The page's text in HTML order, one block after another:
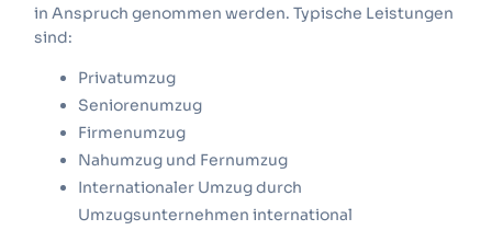
in Anspruch genommen werden. Typische Leistungen
sind:
Privatumzug
Seniorenumzug
Firmenumzug
Nahumzug und Fernumzug
Internationaler Umzugdurch
Umzugsunternehmen international